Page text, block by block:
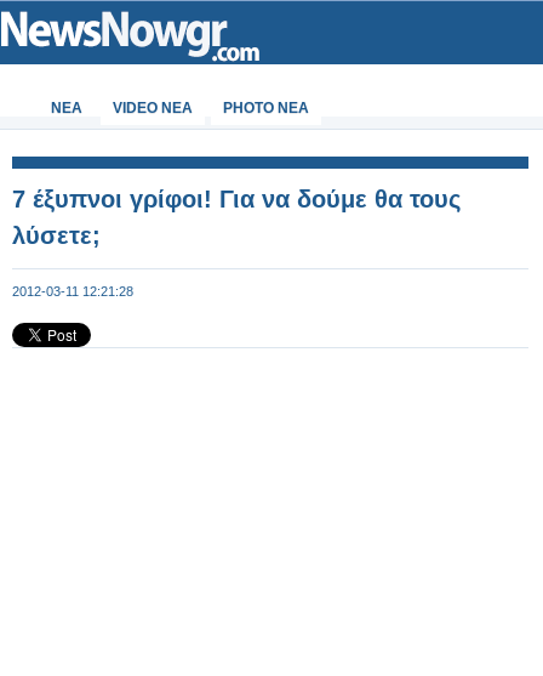
ΝΕΑ VIDEO NEA PHOTO NEA
7 έξυπνοι γρίφοι! Για να δούμε θα τους
λύσετε;
2012-03-11 12:21:28